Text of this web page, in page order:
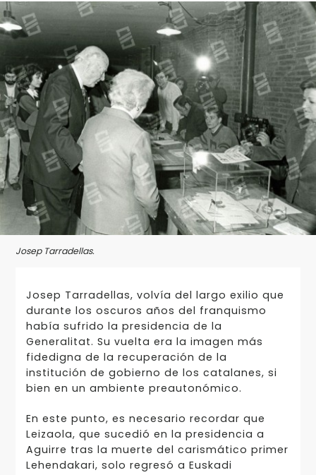
Josep Tarradellas.
Josep Tarradellas, volvía del largo exilio que
durante los oscuros años del franquismo
había sufrido la presidencia de la
Generalitat. Su vuelta era la imagen más
fidedigna de la recuperación de la
institución de gobierno de los catalanes, si
bien en un ambiente preautonómico.
En este punto, es necesario recordar que
Leizaola, que sucedió en la presidencia a
Aguirre tras la muerte del carismático primer
Lehendakari, solo regresó a Euskadi